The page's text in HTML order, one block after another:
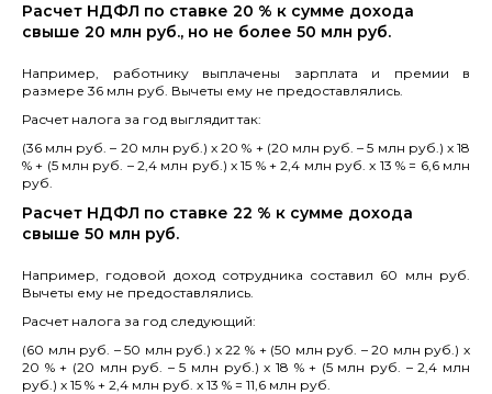
Расчет НДФЛ по ставке 20 % к сумме дохода
свыше 20 млн руб., но не более 50 млн руб.
Например, работнику выплачены зарплата и премии в
размере 36 млн руб. Вычеты ему не предоставлялись.
Расчет налога за год выглядит так:
(36 млн руб. – 20 млн руб.) x 20 % + (20 млн руб. – 5 млн руб.) x 18
% + (5 млн руб. – 2,4 млн руб.) x 15 % + 2,4 млн руб. x 13 % = 6,6 млн
руб.
Расчет НДФЛ по ставке 22 % к сумме дохода
свыше 50 млн руб.
Например, годовой доход сотрудника составил 60 млн руб.
Вычеты ему не предоставлялись.
Расчет налога за год следующий:
(60 млн руб. – 50 млн руб.) x 22 % + (50 млн руб. – 20 млн руб.) x
20 % + (20 млн руб. – 5 млн руб.) x 18 % + (5 млн руб. – 2,4 млн
руб.) x 15 % + 2,4 млн руб. x 13 % = 11,6 млн руб.